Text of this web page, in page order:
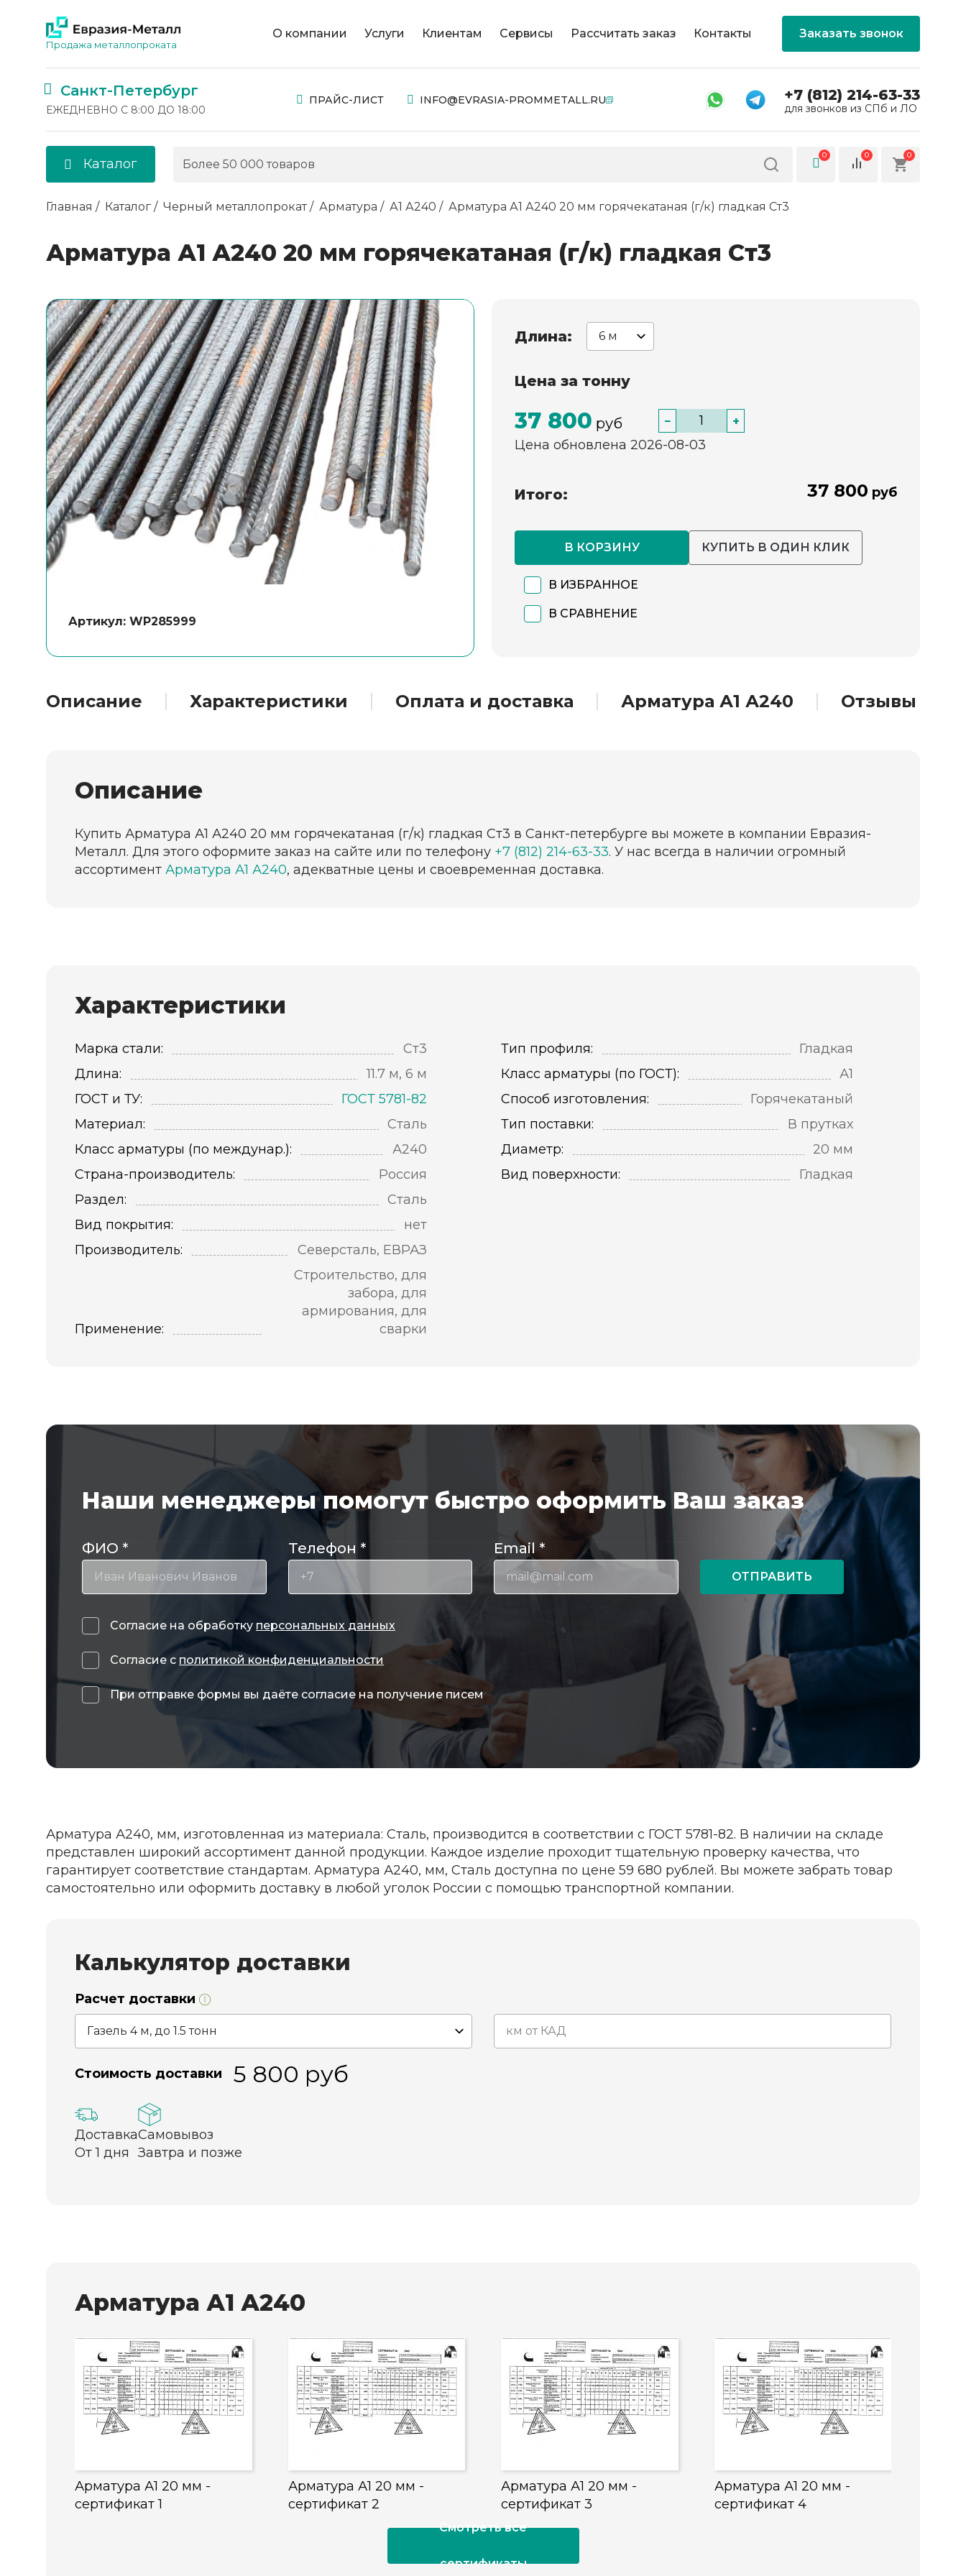
Продажа металлопроката
О компании Услуги Клиентам Сервисы Рассчитать заказ Контакты Заказать звонок
Санкт-Петербург
ЕЖЕДНЕВНО С 8:00 ДО 18:00
ПРАЙС-ЛИСТ INFO@EVRASIA-PROMMETALL.RU +7 (812) 214-63-33
для звонков из СПб и ЛО
Каталог
0 0 0
Главная Каталог Черный металлопрокат Арматура А1 А240 Арматура А1 А240 20 мм горячекатаная (г/к) гладкая Ст3
Арматура А1 А240 20 мм горячекатаная (г/к) гладкая Ст3
Артикул: WP285999
Длина:
Цена за тонну
37 800 руб − +
Цена обновлена 2026-08-03
Итого: 37 800 руб
В КОРЗИНУ КУПИТЬ В ОДИН КЛИК
В ИЗБРАННОЕ
В СРАВНЕНИЕ
Описание Характеристики Оплата и доставка Арматура А1 А240 Отзывы
Описание
Купить Арматура А1 А240 20 мм горячекатаная (г/к) гладкая Ст3 в Санкт-петербурге вы можете в компании Евразия-
Металл. Для этого оформите заказ на сайте или по телефону +7 (812) 214-63-33. У нас всегда в наличии огромный
ассортимент Арматура А1 А240, адекватные цены и своевременная доставка.
Характеристики
Марка стали:
Ст3
Длина:
11.7 м, 6 м
ГОСТ и ТУ:
ГОСТ 5781-82
Материал:
Сталь
Класс арматуры (по междунар.):
А240
Страна-производитель:
Россия
Раздел:
Сталь
Вид покрытия:
нет
Производитель:
Северсталь, ЕВРАЗ
Применение:
Строительство, для
забора, для
армирования, для
сварки
Тип профиля:
Гладкая
Класс арматуры (по ГОСТ):
А1
Способ изготовления:
Горячекатаный
Тип поставки:
В прутках
Диаметр:
20 мм
Вид поверхности:
Гладкая
Наши менеджеры помогут быстро оформить Ваш заказ
ФИО * Телефон * Email *
ОТПРАВИТЬ
Согласие на обработку персональных данных
Согласие с политикой конфиденциальности
При отправке формы вы даёте согласие на получение писем
Арматура А240, мм, изготовленная из материала: Сталь, производится в соответствии с ГОСТ 5781-82. В наличии на складе
представлен широкий ассортимент данной продукции. Каждое изделие проходит тщательную проверку качества, что
гарантирует соответствие стандартам. Арматура А240, мм, Сталь доступна по цене 59 680 рублей. Вы можете забрать товар
самостоятельно или оформить доставку в любой уголок России с помощью транспортной компании.
Калькулятор доставки
Расчет доставки
Стоимость доставки 5 800 руб
Доставка
От 1 дня
Самовывоз
Завтра и позже
Арматура А1 А240
Арматура А1 20 мм -
сертификат 1
Арматура А1 20 мм -
сертификат 2
Арматура А1 20 мм -
сертификат 3
Арматура А1 20 мм -
сертификат 4
Смотреть все
сертификаты